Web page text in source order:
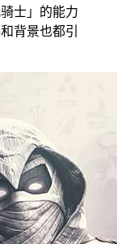
士」的能力
背景也都引